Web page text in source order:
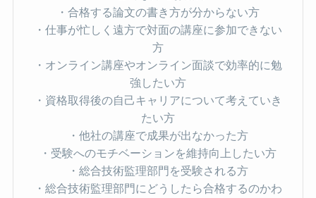
・合格する論文の書き方が分からない方
・仕事が忙しく遠方で対面の講座に参加できない
方
・オンライン講座やオンライン面談で効率的に勉
強したい方
・資格取得後の自己キャリアについて考えていき
たい方
・他社の講座で成果が出なかった方
・受験へのモチベーションを維持向上したい方
・総合技術監理部門を受験される方
・総合技術監理部門にどうしたら合格するのかわ